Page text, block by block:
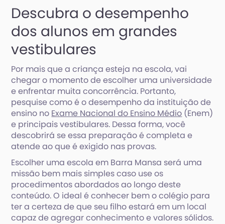
Descubra o desempenho
dos alunos em grandes
vestibulares
Por mais que a criança esteja na escola, vai
chegar o momento de escolher uma universidade
e enfrentar muita concorrência. Portanto,
pesquise como é o desempenho da instituição de
ensino no Exame Nacional do Ensino Médio (Enem)
e principais vestibulares. Dessa forma, você
descobrirá se essa preparação é completa e
atende ao que é exigido nas provas.
Escolher uma escola em Barra Mansa será uma
missão bem mais simples caso use os
procedimentos abordados ao longo deste
conteúdo. O ideal é conhecer bem o colégio para
ter a certeza de que seu filho estará em um local
capaz de agregar conhecimento e valores sólidos.